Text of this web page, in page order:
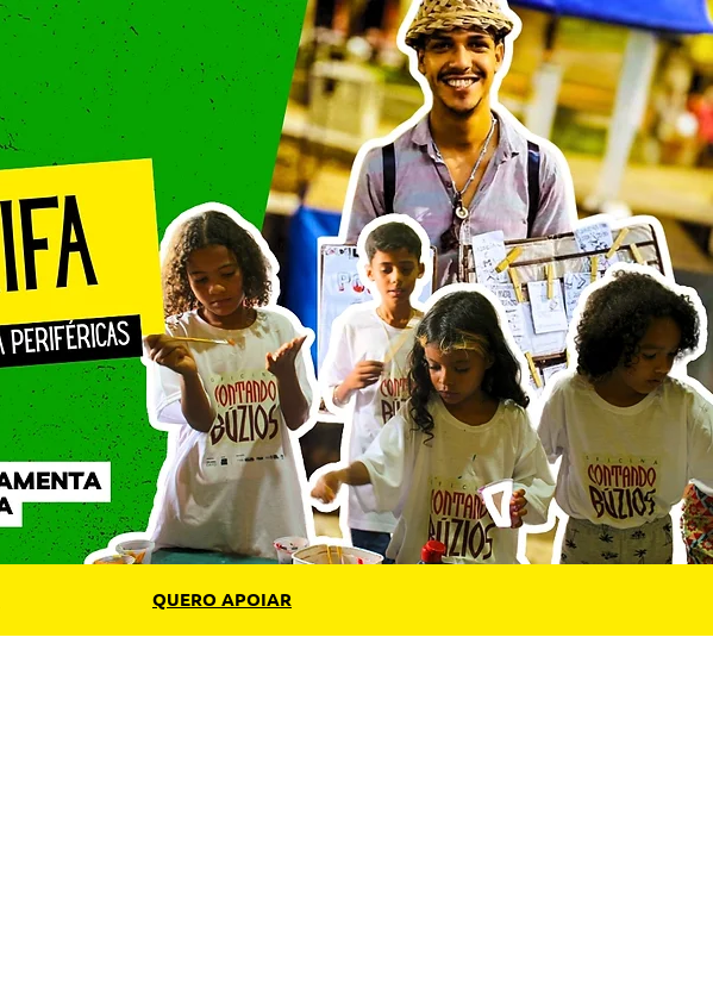
QUERO APOIAR